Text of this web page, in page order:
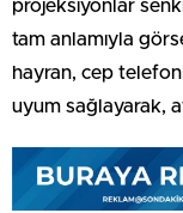
projeksiyonlar
tam anlamıyla
hayran, cep
uyum sağlayarak,